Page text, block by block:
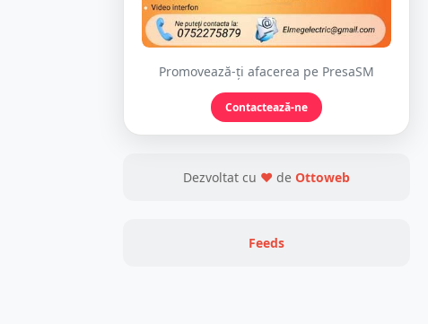
Promovează-ți afacerea pe PresaSM
Contactează-ne
Dezvoltat cu ❤ de Ottoweb
Feeds